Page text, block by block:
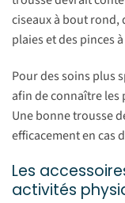
ciseaux à bout rond,
plaies et des pinces
Pour des soins plus
afin de connaître
Une bonne trousse
efficacement en cas
Les
activités